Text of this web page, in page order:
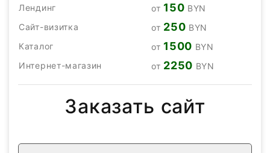
Лендинг от 150 BYN
Сайт-визитка
от 250 BYN
Каталог
от 1500 BYN
Интернет-магазин
от 2250 BYN
Заказать сайт